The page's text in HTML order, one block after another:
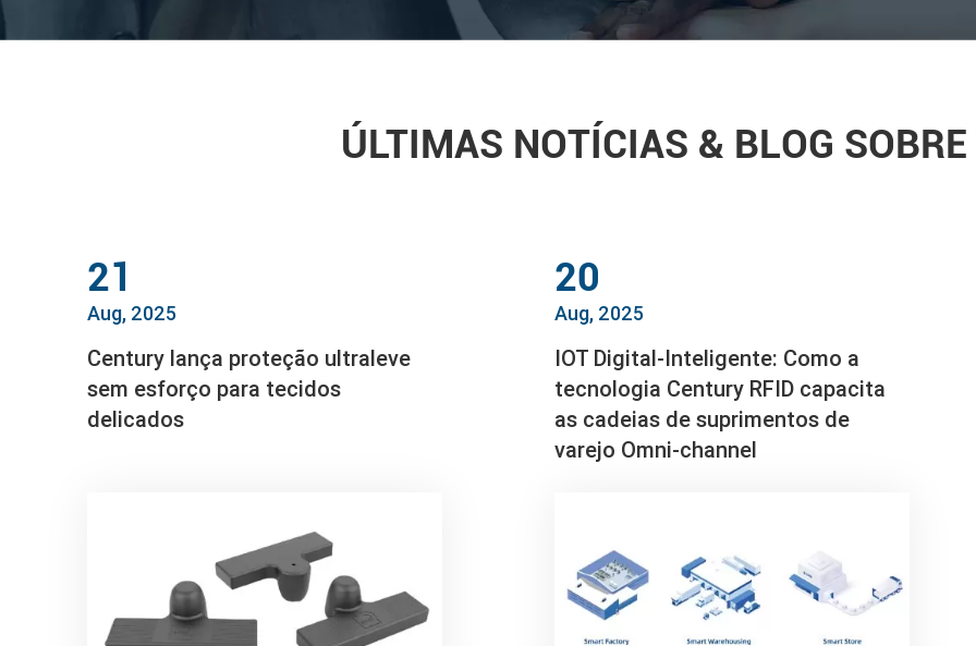
ÚLTIMAS NOTÍCIAS & BLOG
21
Aug, 2025
Century lança proteção ultraleve
sem esforço para tecidos
delicados
20
Aug, 2025
IOT Digital-Inteligente: Como a
tecnologia Century RFID capacita
as cadeias de suprimentos de
varejo Omni-channel